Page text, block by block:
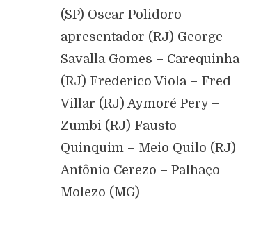
(SP) Oscar Polidoro –
apresentador (RJ) George
Savalla Gomes – Carequinha
(RJ) Frederico Viola – Fred
Villar (RJ) Aymoré Pery –
Zumbi (RJ) Fausto
Quinquim – Meio Quilo (RJ)
Antônio Cerezo – Palhaço
Molezo (MG)